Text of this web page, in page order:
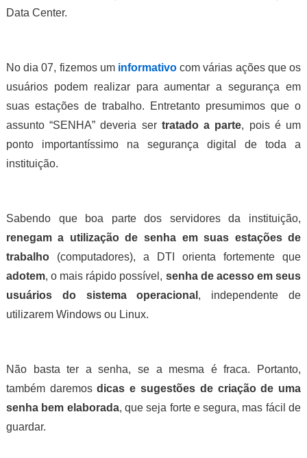
Data Center.
No dia 07, fizemos um informativo com várias ações que os
usuários podem realizar para aumentar a segurança em
suas estações de trabalho. Entretanto presumimos que o
assunto “SENHA” deveria ser tratado a parte, pois é um
ponto importantíssimo na segurança digital de toda a
instituição.
Sabendo que boa parte dos servidores da instituição,
renegam a utilização de senha em suas estações de
trabalho(computadores), a DTI orienta fortemente que
adotem, o mais rápido possível, senha de acesso em seus
usuários do sistema operacional , independente de
utilizarem Windows ou Linux.
Não basta ter a senha, se a mesma é fraca. Portanto,
também daremosdicas e sugestões de criação de uma
senha bem elaborada, que seja forte e segura, mas fácil de
guardar.